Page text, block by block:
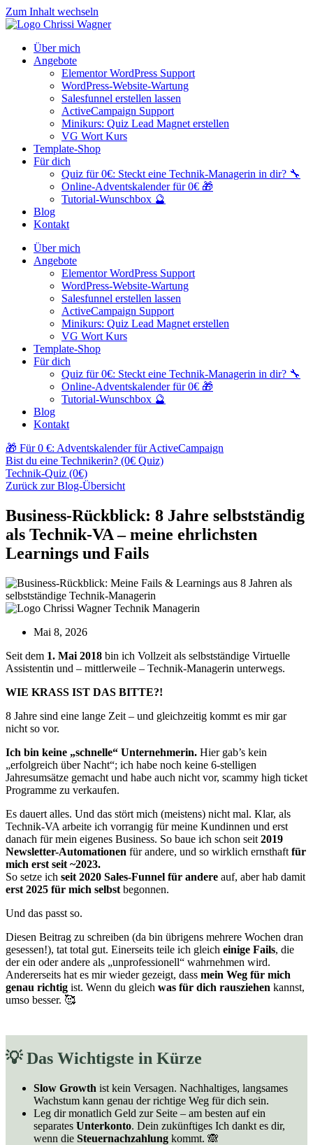
Zum Inhalt wechseln
Über mich
Angebote
Elementor WordPress Support
WordPress-Website-Wartung
Salesfunnel erstellen lassen
ActiveCampaign Support
Minikurs: Quiz Lead Magnet erstellen
VG Wort Kurs
Template-Shop
Für dich
Quiz für 0€: Steckt eine Technik-Managerin in dir? 🔧
Online-Adventskalender für 0€ 🎁
Tutorial-Wunschbox 🔮
Blog
Kontakt
Über mich
Angebote
Elementor WordPress Support
WordPress-Website-Wartung
Salesfunnel erstellen lassen
ActiveCampaign Support
Minikurs: Quiz Lead Magnet erstellen
VG Wort Kurs
Template-Shop
Für dich
Quiz für 0€: Steckt eine Technik-Managerin in dir? 🔧
Online-Adventskalender für 0€ 🎁
Tutorial-Wunschbox 🔮
Blog
Kontakt
🎁 Für 0 €: Adventskalender für ActiveCampaign
Bist du eine Technikerin? (0€ Quiz)
Technik-Quiz (0€)
Zurück zur Blog-Übersicht
Business-Rückblick: 8 Jahre selbstständig
als Technik-VA – meine ehrlichsten
Learnings und Fails
Mai 8, 2026
Seit dem 1. Mai 2018 bin ich Vollzeit als selbstständige Virtuelle
Assistentin und – mittlerweile – Technik-Managerin unterwegs.
WIE KRASS IST DAS BITTE?!
8 Jahre sind eine lange Zeit – und gleichzeitig kommt es mir gar
nicht so vor.
Ich bin keine „schnelle“ Unternehmerin. Hier gab’s kein
„erfolgreich über Nacht“; ich habe noch keine 6-stelligen
Jahresumsätze gemacht und habe auch nicht vor, scammy high ticket
Programme zu verkaufen.
Es dauert alles. Und das stört mich (meistens) nicht mal. Klar, als
Technik-VA arbeite ich vorrangig für meine Kundinnen und erst
danach für mein eigenes Business. So baue ich schon seit 2019
Newsletter-Automationen für andere, und so wirklich ernsthaft für
mich erst seit ~2023.
So setze ich seit 2020 Sales-Funnel für andere auf, aber hab damit
erst 2025 für mich selbst begonnen.
Und das passt so.
Diesen Beitrag zu schreiben (da bin übrigens mehrere Wochen dran
gesessen!), tat total gut. Einerseits teile ich gleich einige Fails, die
der ein oder andere als „unprofessionell“ wahrnehmen wird.
Andererseits hat es mir wieder gezeigt, dass mein Weg für mich
genau richtig ist. Wenn du gleich was für dich rausziehen kannst,
umso besser. 🥰
💡 Das Wichtigste in Kürze
Slow Growth ist kein Versagen. Nachhaltiges, langsames
Wachstum kann genau der richtige Weg für dich sein.
Leg dir monatlich Geld zur Seite – am besten auf ein
separates Unterkonto. Dein zukünftiges Ich dankt es dir,
wenn die Steuernachzahlung kommt. 🙈